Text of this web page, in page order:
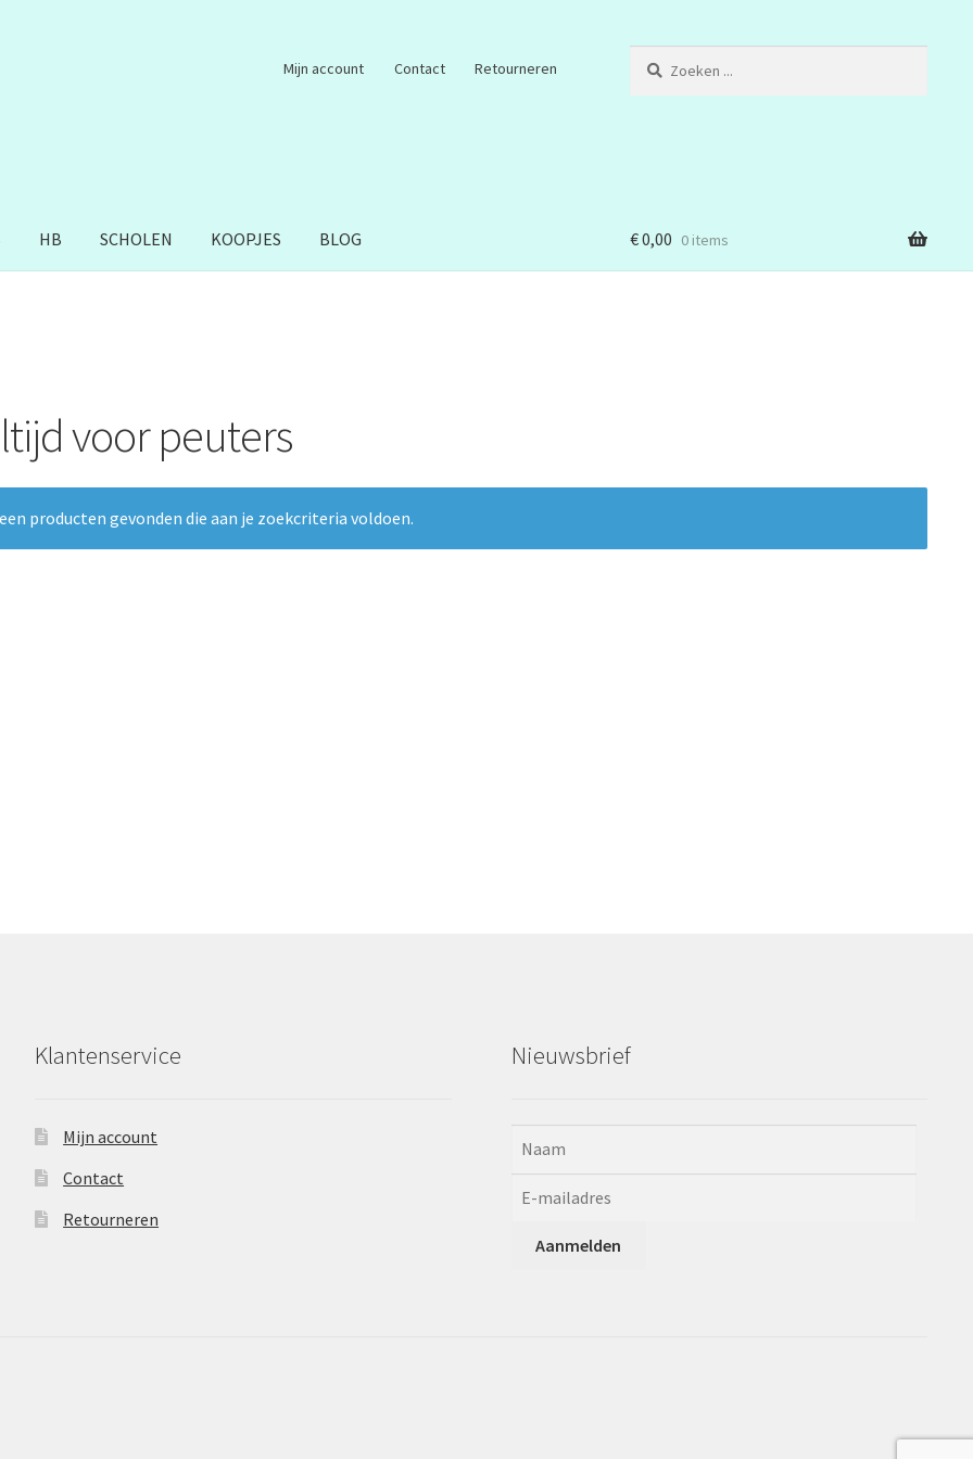
Mijn account Contact Retourneren
HB SCHOLEN KOOPJES BLOG €0,00 0 items
voor peuters
producten gevonden die aan je zoekcriteria voldoen.
Klantenservice
Mijn account
Contact
Retourneren
Nieuwsbrief